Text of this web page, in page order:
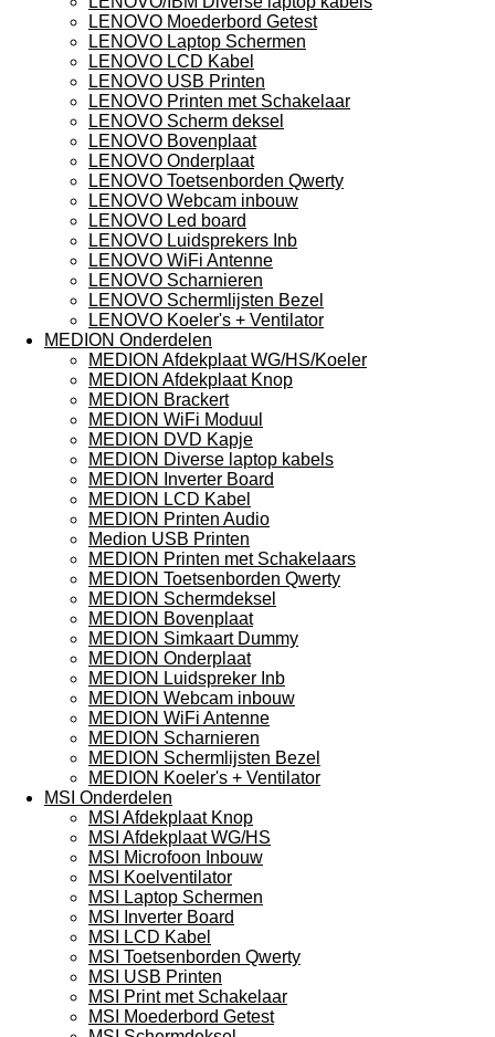
LENOVO Moederbord Getest
LENOVO Laptop Schermen
LENOVO LCD Kabel
LENOVO USB Printen
LENOVO Printen met Schakelaar
LENOVO Scherm deksel
LENOVO Bovenplaat
LENOVO Onderplaat
LENOVO Toetsenborden Qwerty
LENOVO Webcam inbouw
LENOVO Led board
LENOVO Luidsprekers Inb
LENOVO WiFi Antenne
LENOVO Scharnieren
LENOVO Schermlijsten Bezel
LENOVO Koeler's + Ventilator
MEDION Onderdelen
MEDION Afdekplaat WG/HS/Koeler
MEDION Afdekplaat Knop
MEDION Brackert
MEDION WiFi Moduul
MEDION DVD Kapje
MEDION Diverse laptop kabels
MEDION Inverter Board
MEDION LCD Kabel
MEDION Printen Audio
Medion USB Printen
MEDION Printen met Schakelaars
MEDION Toetsenborden Qwerty
MEDION Schermdeksel
MEDION Bovenplaat
MEDION Simkaart Dummy
MEDION Onderplaat
MEDION Luidspreker Inb
MEDION Webcam inbouw
MEDION WiFi Antenne
MEDION Scharnieren
MEDION Schermlijsten Bezel
MEDION Koeler's + Ventilator
MSI Onderdelen
MSI Afdekplaat Knop
MSI Afdekplaat WG/HS
MSI Microfoon Inbouw
MSI Koelventilator
MSI Laptop Schermen
MSI Inverter Board
MSI LCD Kabel
MSI Toetsenborden Qwerty
MSI USB Printen
MSI Print met Schakelaar
MSI Moederbord Getest